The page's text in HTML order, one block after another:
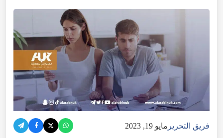
فريق التحرير مايو 19, 2023